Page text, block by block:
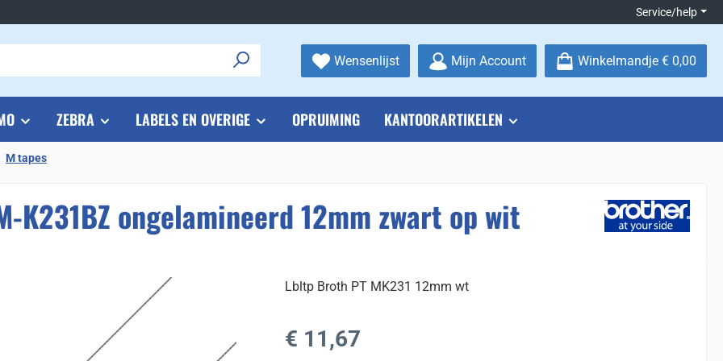
Service/help
WensenlijstJe hebt 0 items op je verlanglijstje
Mijn Account Winkelmandje € 0,00
ZEBRA LABELS EN OVERIGE OPRUIMING KANTOORARTIKELEN
M tapes
K231BZ ongelamineerd 12mm zwart op wit
Lbltp Broth PT MK231 12mm wt
Normale prijs:
€ 11,67